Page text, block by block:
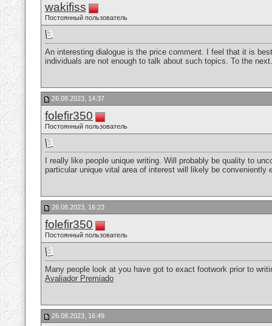
wakifiss
Постоянный пользователь
An interesting dialogue is the price comment. I feel that it is
individuals are not enough to talk about such topics. To the
26.08.2023, 14:37
folefir350
Постоянный пользователь
I really like people unique writing. Will probably be quality to
particular unique vital area of interest will likely be conveniently
26.08.2023, 16:23
folefir350
Постоянный пользователь
Many people look at you have got to exact footwork prior to
Avaliador Premiado
26.08.2023, 16:49